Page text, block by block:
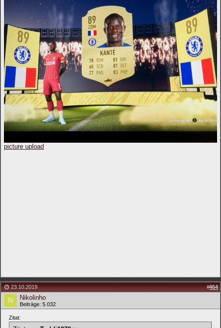
picture upload
23.10.2019 #464
Nikolinho
Beiträge: 5.032
Zitat: